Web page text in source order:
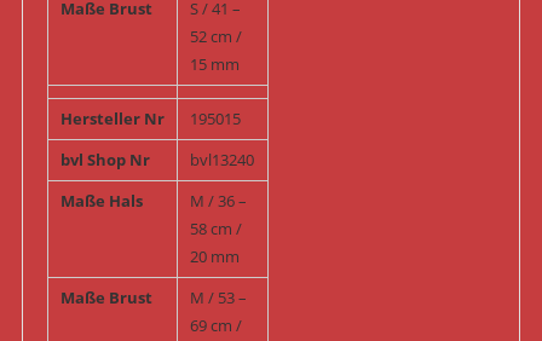
Maße Brust
S / 41 –
52 cm /
15 mm
Hersteller Nr
195015
bvl Shop Nr
bvl13240
Maße Hals
M / 36 –
58 cm /
20 mm
Maße Brust
M / 53 –
69 cm /